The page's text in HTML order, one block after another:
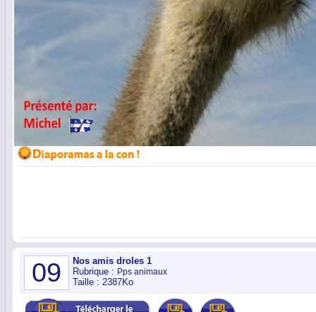
09
Nos amis droles 1
Rubrique : Pps animaux
Taille : 2387Ko